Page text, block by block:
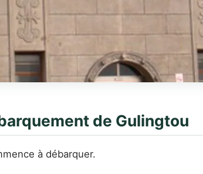
de Gulingtou
à débarquer.